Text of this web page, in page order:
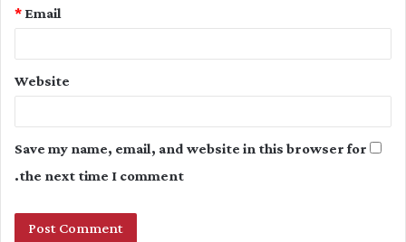
Email
*
Website
Save my name, email, and website in this browser for
the next time I comment.